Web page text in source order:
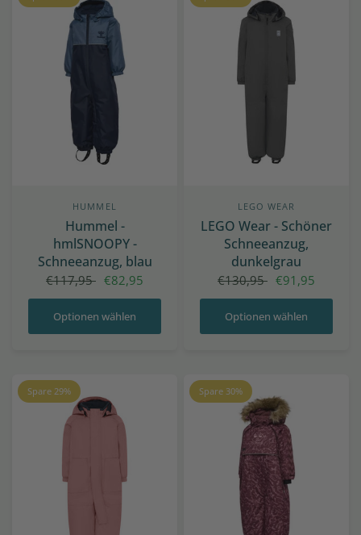
HUMMEL
Hummel -
hmlSNOOPY -
Schneeanzug, blau
€117,95 €82,95
Optionen wählen
LEGO WEAR
LEGO Wear - Schöner
Schneeanzug,
dunkelgrau
€130,95 €91,95
Optionen wählen
Spare 29% Spare 30%